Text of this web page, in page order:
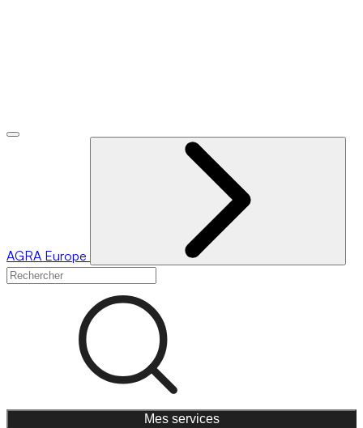
AGRA Europe
Mes services